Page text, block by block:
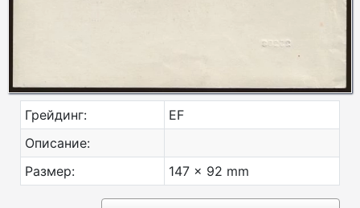
Грейдинг:
EF
Описание:
Размер:
147 x 92 mm